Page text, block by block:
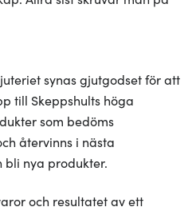
synas gjutgodset för att
till Skeppshults höga
som bedöms
återvinns i nästa
bli nya produkter.
och resultatet av ett